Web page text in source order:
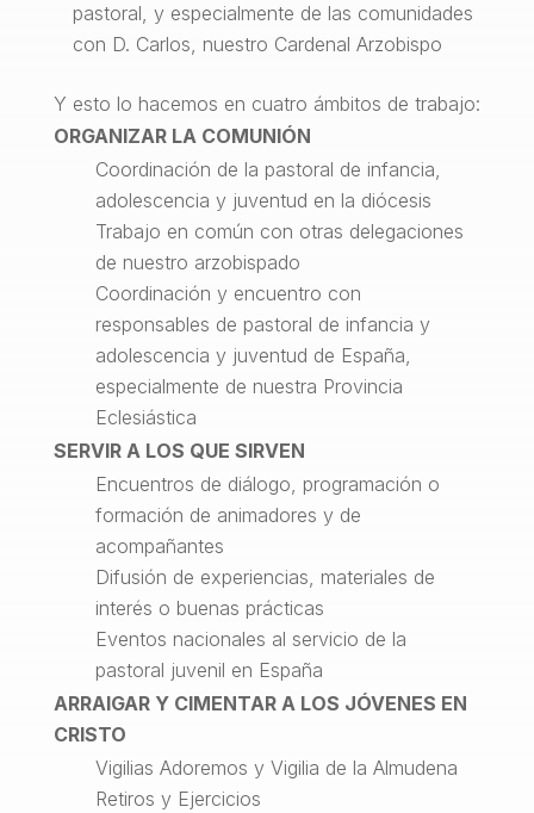
pastoral, y especialmente de las comunidades
con D. Carlos, nuestro Cardenal Arzobispo
Y esto lo hacemos en cuatro ámbitos de trabajo:
ORGANIZAR LA COMUNIÓN
Coordinación de la pastoral de infancia,
adolescencia y juventud en la diócesis
Trabajo en común con otras delegaciones
de nuestro arzobispado
Coordinación y encuentro con
responsables de pastoral de infancia y
adolescencia y juventud de España,
especialmente de nuestra Provincia
Eclesiástica
SERVIR A LOS QUE SIRVEN
Encuentros de diálogo, programación o
formación de animadores y de
acompañantes
Difusión de experiencias, materiales de
interés o buenas prácticas
Eventos nacionales al servicio de la
pastoral juvenil en España
ARRAIGAR Y CIMENTAR A LOS JÓVENES EN
CRISTO
Vigilias Adoremos y Vigilia de la Almudena
Retiros y Ejercicios